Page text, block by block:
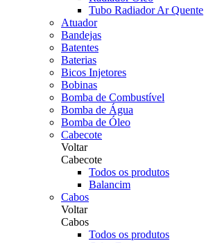
Tubo Radiador Ar Quente
Atuador
Bandejas
Batentes
Baterias
Bicos Injetores
Bobinas
Bomba de Combustível
Bomba de Água
Bomba de Óleo
Cabecote
Voltar
Cabecote
Todos os produtos
Balancim
Cabos
Voltar
Cabos
Todos os produtos